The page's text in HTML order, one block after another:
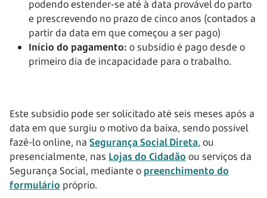
podendo estender-se até à data provável do parto
e prescrevendo no prazo de cinco anos (contados a
partir da data em que começou a ser pago)
Início do pagamento: o subsídio é pago desde o
primeiro dia de incapacidade para o trabalho.
Este subsídio pode ser solicitado até seis meses após a
data em que surgiu o motivo da baixa, sendo possível
fazê-lo online, na Segurança Social Direta, ou
presencialmente, nas Lojas do Cidadão ou serviços da
Segurança Social, mediante o preenchimento do
formulário próprio.